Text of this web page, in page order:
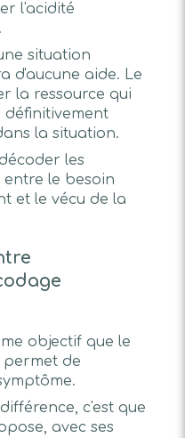
l'acidité
situation
d'aucune aide. Le
la ressource qui
la situation.
les
le besoin
et le vécu de la
objectif que le
de
c'est que
avec ses